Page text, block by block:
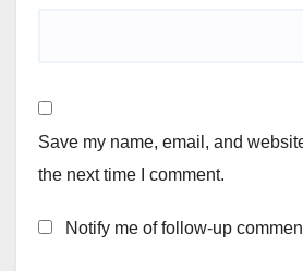
Save my name, email, and
the next time I comment.
Notify me of follow-up